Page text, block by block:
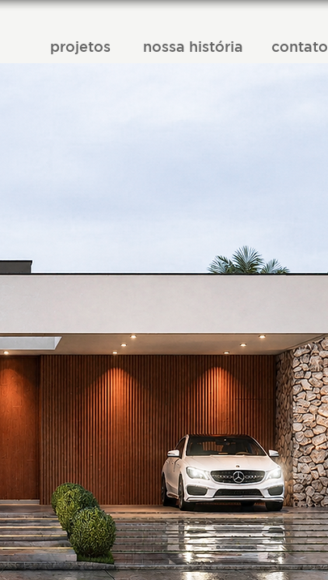
projetos nossa história contato